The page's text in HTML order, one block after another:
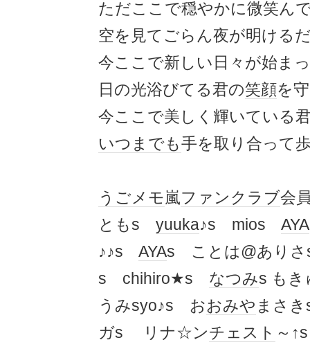
ただここで穏やかに微笑ん
空を見てごらん夜が明ける
今ここで新しい日々が始ま
日の光浴びてる君の笑顔を
今ここで美しく輝いている
いつまでも手を取り合って
うごメモ嵐ファンクラブ会
ともs yuuka♪s mios AYA
♪♪s AYAs ことは@あり
s chihiro★s なつみs も
うみsyo♪s おおみや まさ
ガs リナ☆ンチェスト ～